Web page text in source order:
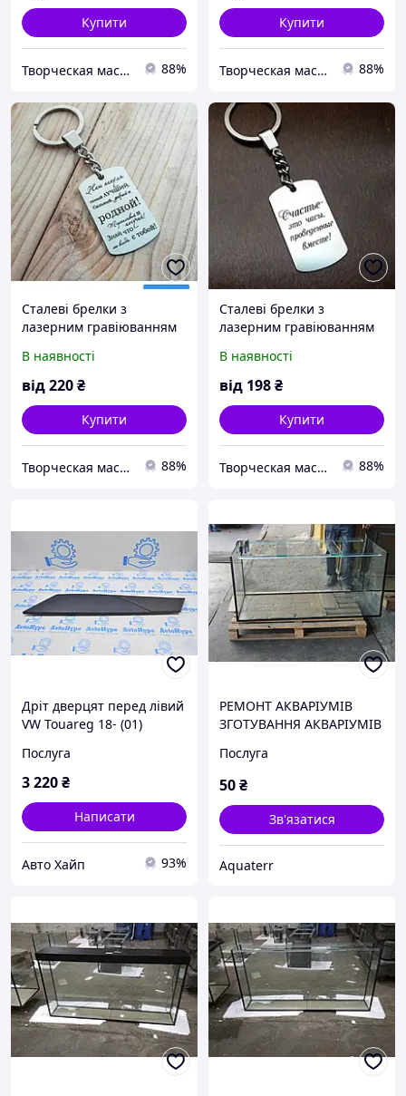
Купити
Творческая мастерская "Лазедар" 88%
Купити
Творческая мастерская "Лазедар" 88%
Сталеві брелки з
лазерним гравіюванням
В наявності
від220₴
Купити
Творческая мастерская "Лазедар" 88%
Сталеві брелки з
лазерним гравіюванням
В наявності
від 198₴
Купити
Творческая мастерская "Лазедар" 88%
Дріт дверцят перед лівий
VW Touareg 18- (01)
Послуга
3 220₴
Написати
Авто Хайп 93%
РЕМОНТ АКВАРІУМІВ
ЗГОТУВАННЯ АКВАРІУМІВ
Послуга
50₴
Зв'язатися
Aquaterr